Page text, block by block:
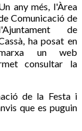
any més, l'Àrea
Comunicació de
de
ha posat en
un web
consultar la
de la Festa i
que es puguin